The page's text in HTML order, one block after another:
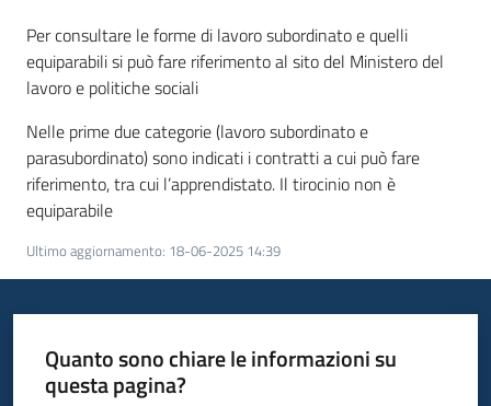
Per consultare le forme di lavoro subordinato e quelli
equiparabili si può fare riferimento al sito del Ministero del
lavoro e politiche sociali
Nelle prime due categorie (lavoro subordinato e
parasubordinato) sono indicati i contratti a cui può fare
riferimento, tra cui l’apprendistato. Il tirocinio non è
equiparabile
Ultimo aggiornamento: 18-06-2025 14:39
Quanto sono chiare le informazioni su
questa pagina?